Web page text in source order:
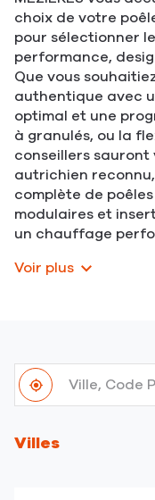
choix de votre
pour sélectionner
performance,
Que vous
authentique avec
optimal et une
à granulés, ou la
conseillers
autrichien reconnu,
complète de
modulaires et
un chauffage
Voir plus
À
proximité
,
trouver
un
point
Ville,
Code
Postal
Villes